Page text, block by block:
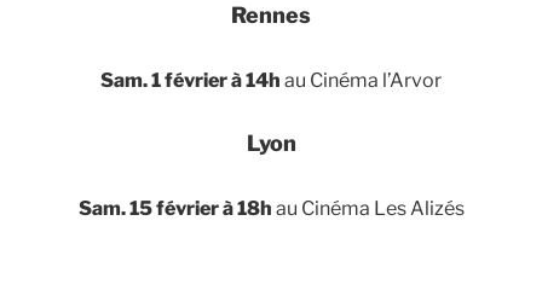
Rennes
Sam. 1 février à 14h au Cinéma l’Arvor
Lyon
Sam. 15 février à 18h au Cinéma Les Alizés